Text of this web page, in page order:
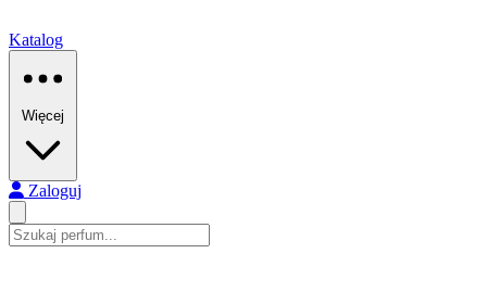
Katalog
Więcej
Zaloguj